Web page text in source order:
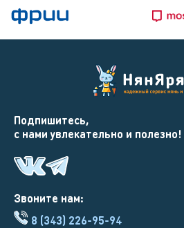
Звоните нам:
8 (343) 226-95-94
Подпишитесь,
с нами увлекательно и полезно!